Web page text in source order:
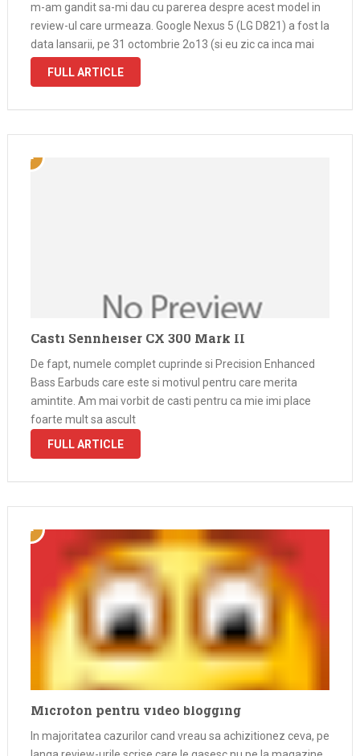
m-am gandit sa-mi dau cu parerea despre acest model in
review-ul care urmeaza. Google Nexus 5 (LG D821) a fost la
data lansarii, pe 31 octombrie 2o13 (si eu zic ca inca mai
este) un …
FULL ARTICLE
Casti Sennheiser CX 300 Mark II
De fapt, numele complet cuprinde si Precision Enhanced
Bass Earbuds care este si motivul pentru care merita
amintite. Am mai vorbit de casti pentru ca mie imi place
foarte mult sa ascult
FULL ARTICLE
Microfon pentru video blogging
In majoritatea cazurilor cand vreau sa achizitionez ceva, pe